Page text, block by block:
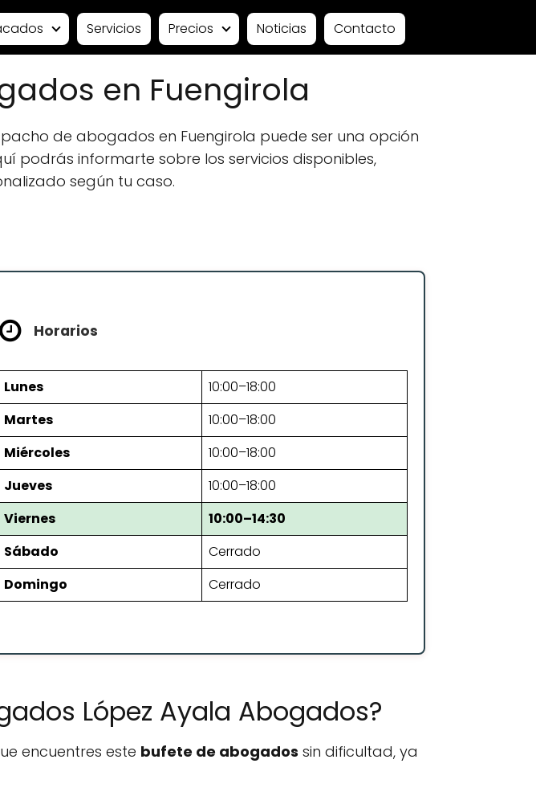
Servicios Precios Noticias Contacto
en Fuengirola
de abogados en Fuengirola puede ser una opción
podrás informarte sobre los servicios disponibles,
según tu caso.
Horarios
Lunes
10:00–18:00
Martes
10:00–18:00
Miércoles
10:00–18:00
Jueves
10:00–18:00
Viernes
10:00–14:30
Sábado
Cerrado
Domingo
Cerrado
López Ayala Abogados?
encuentres este bufete de abogados sin dificultad, ya